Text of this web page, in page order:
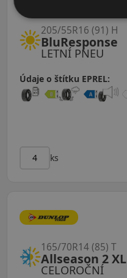
LETNÍ PNEU
BluResponse
205/55R16 (91) H
Údaje o štítku EPREL:
ks
CELOROČNÍ
Allseason 2 XL
165/70R14 (85) T